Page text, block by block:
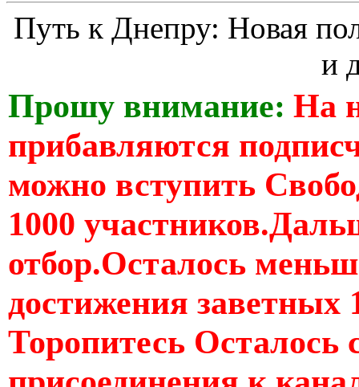
Путь к Днепру: Новая
и
Прошу внимание: На
прибавляются
можно вступить
1000
отбор.Осталось
достижения заветных
Торопитесь Осталось